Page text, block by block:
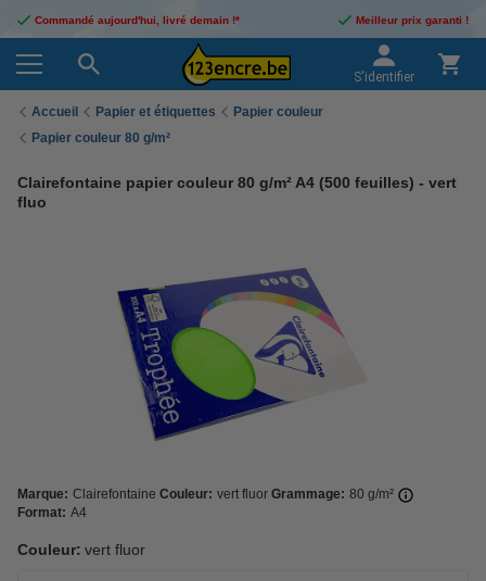
Commandé aujourd'hui, livré demain !* Meilleur prix garanti !
S'identifier
Accueil Papier et étiquettes
Papier couleur
Papier couleur 80 g/m²
Clairefontaine papier couleur 80 g/m² A4 (500 feuilles) - vert
fluo
Marque: Clairefontaine Couleur: vert fluor Grammage: 80 g/m²
Format: A4
Couleur: vert fluor